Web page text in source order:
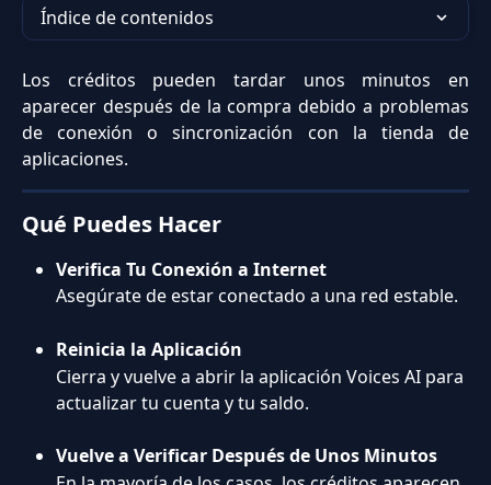
Índice de contenidos
Los créditos pueden tardar unos minutos en
aparecer después de la compra debido a problemas
de conexión o sincronización con la tienda de
aplicaciones.
Qué Puedes Hacer
Verifica Tu Conexión a Internet
Asegúrate de estar conectado a una red estable.
Reinicia la Aplicación
Cierra y vuelve a abrir la aplicación Voices AI para
actualizar tu cuenta y tu saldo.
Vuelve a Verificar Después de Unos Minutos